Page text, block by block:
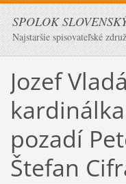
SPOLOK
Najstaršie spisovateľské
Jozef
pozadí
Štefan